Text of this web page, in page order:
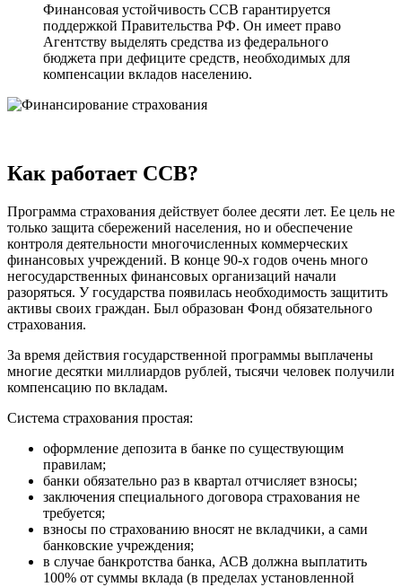
Финансовая устойчивость ССВ гарантируется
поддержкой Правительства РФ. Он имеет право
Агентству выделять средства из федерального
бюджета при дефиците средств, необходимых для
компенсации вкладов населению.
Как работает ССВ?
Программа страхования действует более десяти лет. Ее цель не
только защита сбережений населения, но и обеспечение
контроля деятельности многочисленных коммерческих
финансовых учреждений. В конце 90-х годов очень много
негосударственных финансовых организаций начали
разоряться. У государства появилась необходимость защитить
активы своих граждан. Был образован Фонд обязательного
страхования.
За время действия государственной программы выплачены
многие десятки миллиардов рублей, тысячи человек получили
компенсацию по вкладам.
Система страхования простая:
оформление депозита в банке по существующим
правилам;
банки обязательно раз в квартал отчисляет взносы;
заключения специального договора страхования не
требуется;
взносы по страхованию вносят не вкладчики, а сами
банковские учреждения;
в случае банкротства банка, АСВ должна выплатить
100% от суммы вклада (в пределах установленной